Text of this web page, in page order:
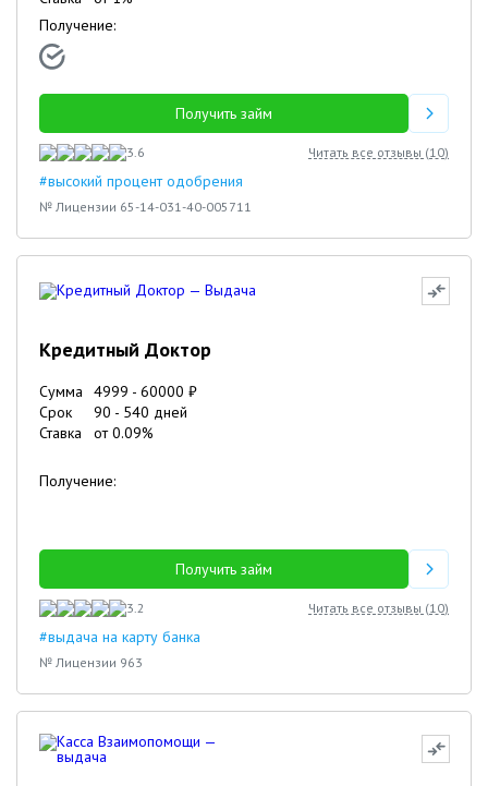
Получение:
Получить займ
3.6 Читать все отзывы (10)
#высокий процент одобрения
№ Лицензии 65-14-031-40-005711
Кредитный Доктор
Сумма 4999 - 60000 ₽
Срок
90 - 540 дней
Ставка
от0.09%
Получение:
Получить займ
3.2 Читать все отзывы (10)
#выдача на карту банка
№ Лицензии 963